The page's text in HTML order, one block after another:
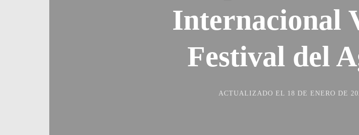
Internacional
Festival del
ACTUALIZADO EL 18 DE ENERO DE